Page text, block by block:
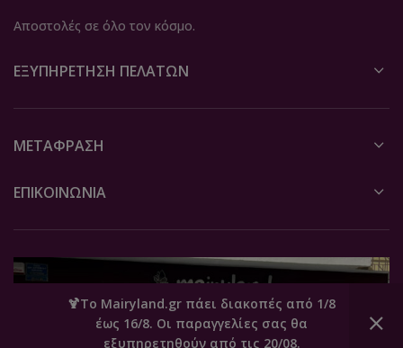
🍹Το Mairyland.gr πάει διακοπές από 1/8
έως 16/8. Οι παραγγελίες σας θα
εξυπηρετηθούν από τις 20/08.
Αποστολές σε όλο τον κόσμο.
ΕΞΥΠΗΡΈΤΗΣΗ ΠΕΛΑΤΏΝ
ΜΕΤΆΦΡΑΣΗ
ΕΠΙΚΟΙΝΩΝΙΑ
0